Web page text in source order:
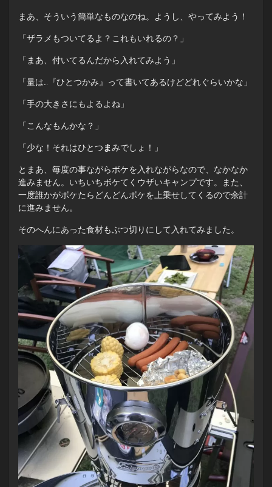
まあ、そういう簡単なものなのね。ようし、やってみよう！
「ザラメもついてるよ？これもいれるの？」
「まあ、付いてるんだから入れてみよう」
「量は…『ひとつかみ』って書いてあるけどどれぐらいかな」
「手の大きさにもよるよね」
「こんなもんかな？」
「少な！それはひとつ まみでしょ！」
とまあ、毎度の事ながらボケを入れながらなので、なかなか
進みません。いちいちボケてくウザいキャンプです。また、
一度誰かがボケたらどんどんボケを上乗せしてくるので余計
に進みません。
そのへんにあった食材もぶつ切りにして入れてみました。